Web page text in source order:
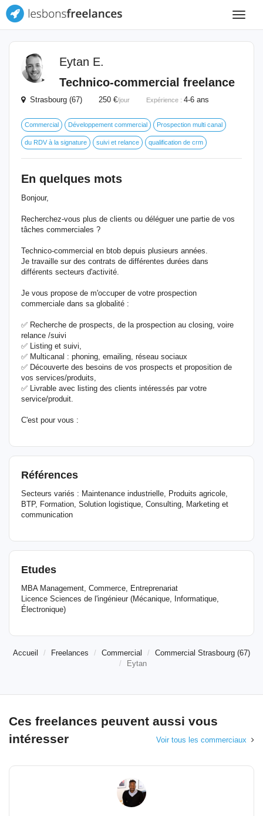
Toggle
Eytan E.
Technico-commercial freelance
Strasbourg (67) 250 €/jour Expérience : 4-6 ans
Commercial Développement commercial Prospection multi canal
du RDV à la signature suivi et relance qualification de crm
En quelques mots
Bonjour,
Recherchez-vous plus de clients ou déléguer une partie de vos
tâches commerciales ?
Technico-commercial en btob depuis plusieurs années.
Je travaille sur des contrats de différentes durées dans
différents secteurs d'activité.
Je vous propose de m'occuper de votre prospection
commerciale dans sa globalité :
✅ Recherche de prospects, de la prospection au closing, voire
relance /suivi
✅ Listing et suivi,
✅ Multicanal : phoning, emailing, réseau sociaux
✅ Découverte des besoins de vos prospects et proposition de
vos services/produits,
✅ Livrable avec listing des clients intéressés par votre
service/produit.
C'est pour vous :
Références
Secteurs variés : Maintenance industrielle, Produits agricole,
BTP, Formation, Solution logistique, Consulting, Marketing et
communication
Etudes
MBA Management, Commerce, Entreprenariat
Licence Sciences de l'ingénieur (Mécanique, Informatique,
Électronique)
Accueil Freelances Commercial
Commercial Strasbourg (67)
Eytan
Ces freelances peuvent aussi vous
intéresser
Voir tous les commerciaux